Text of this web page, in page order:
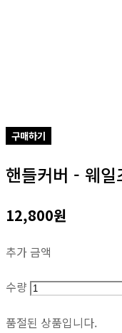
구매하기
핸들커버 - 웨일
12,800원
추가 금액
수량
품절된 상품입니다.